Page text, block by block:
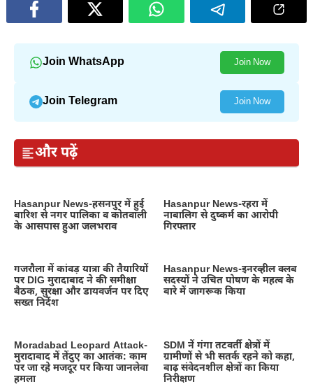
Join WhatsApp Join Now
Join Telegram Join Now
और पढ़ें
Hasanpur News-हसनपुर में हुई
बारिश से नगर पालिका व कोतवाली
के आसपास हुआ जलभराव
Hasanpur News-रहरा में
नाबालिग से दुष्कर्म का आरोपी
गिरफ्तार
गजरौला में कांवड़ यात्रा की तैयारियों
पर DIG मुरादाबाद ने की समीक्षा
बैठक, सुरक्षा और डायवर्जन पर दिए
सख्त निर्देश
Hasanpur News-इनरव्हील क्लब
सदस्यों ने उचित पोषण के महत्व के
बारे में जागरूक किया
Moradabad Leopard Attack-
मुरादाबाद में तेंदुए का आतंक: काम
पर जा रहे मजदूर पर किया जानलेवा
हमला
SDM नें गंगा तटवर्ती क्षेत्रों में
ग्रामीणों से भी सतर्क रहने को कहा,
बाढ़ संवेदनशील क्षेत्रों का किया
निरीक्षण